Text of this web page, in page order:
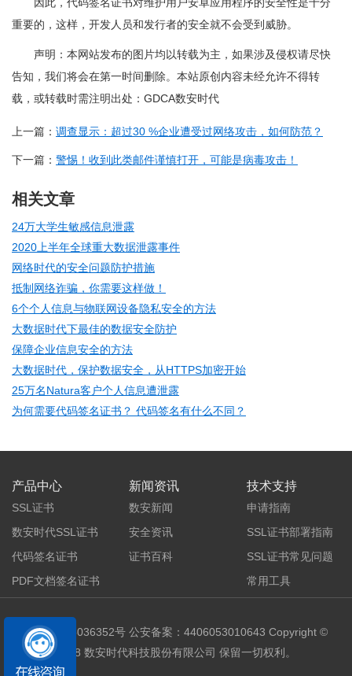
重要的，这样，开发人员和发行者的安全就不会受到威胁。
声明：本网站发布的图片均以转载为主，如果涉及侵权请尽快
告知，我们将会在第一时间删除。本站原创内容未经允许不得转
载，或转载时需注明出处：GDCA数安时代
上一篇： 调查显示：超过30 %企业遭受过网络攻击，如何防范？
下一篇： 警惕！收到此类邮件谨慎打开，可能是病毒攻击！
相关文章
24万大学生敏感信息泄露
2020上半年全球重大数据泄露事件
网络时代的安全问题防护措施
抵制网络诈骗，你需要这样做！
6个个人信息与物联网设备隐私安全的方法
大数据时代下最佳的数据安全防护
保障企业信息安全的方法
大数据时代，保护数据安全，从HTTPS加密开始
25万名Natura客户个人信息遭泄露
为何需要代码签名证书？ 代码签名有什么不同？
产品中心
SSL证书
数安时代SSL证书
代码签名证书
PDF文档签名证书
新闻资讯
数安新闻
安全资讯
证书百科
技术支持
申请指南
SSL证书部署指南
SSL证书常见问题
常用工具
粤ICP备05036352号 公安备案：4406053010643 Copyright ©
2018 数安时代科技股份有限公司 保留一切权利。